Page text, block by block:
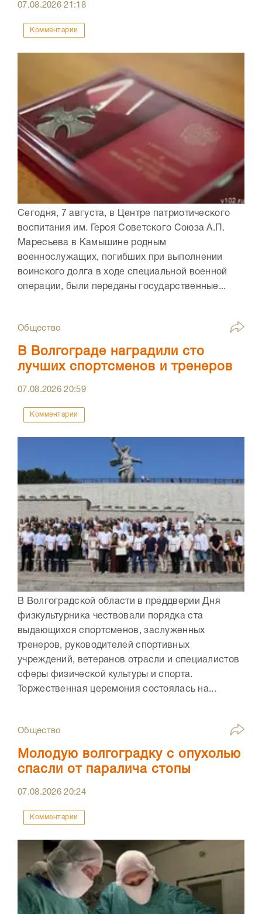
07.08.202621:18
Комментарии
Сегодня, 7 августа, в Центре патриотического
воспитания им. Героя Советского Союза А.П.
Маресьева в Камышине родным
военнослужащих, погибших при выполнении
воинского долга в ходе специальной военной
операции, были переданы государственные...
Общество
В Волгограде наградили сто
лучших спортсменов и тренеров
07.08.202620:59
Комментарии
В Волгоградской области в преддверии Дня
физкультурника чествовали порядка ста
выдающихся спортсменов, заслуженных
тренеров, руководителей спортивных
учреждений, ветеранов отрасли и специалистов
сферы физической культуры и спорта.
Торжественная церемония состоялась на...
Общество
Молодую волгоградку с опухолью
спасли от паралича стопы
07.08.202620:24
Комментарии